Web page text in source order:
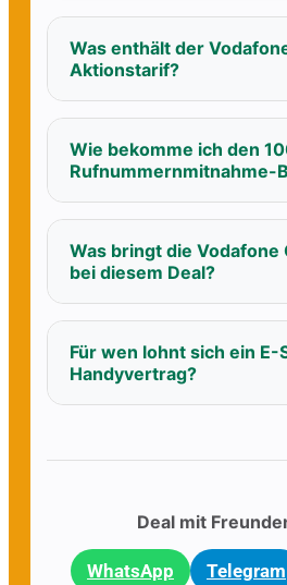
Was enthält der
Aktionstarif?
Wie bekomme ich den
Rufnummernmitnahme-
Was bringt die Vodafone
bei diesem Deal?
Für wen lohnt sich ein
Handyvertrag?
Deal mit
WhatsApp Telegram